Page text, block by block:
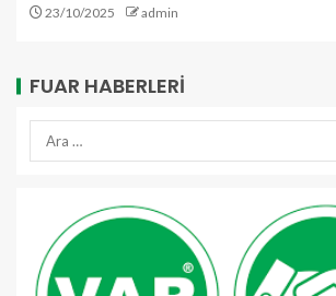
23/10/2025 admin
FUAR HABERLERI